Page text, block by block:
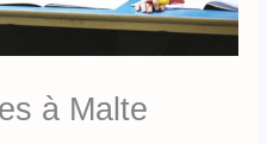
à Malte